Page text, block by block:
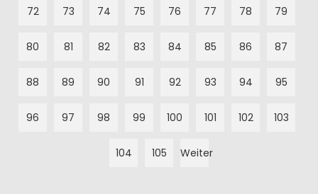
72 73 74 75 76 77 78 79
80 81 82 83 84 85 86 87
88 89 90 91 92 93 94 95
96 97 98 99 100 101 102 103
104 105 Weiter